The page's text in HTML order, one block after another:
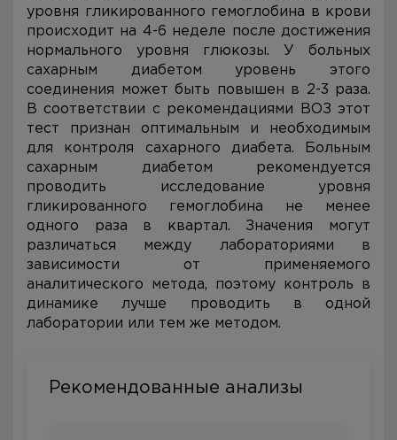
уровня гликированного гемоглобина в крови
происходит на 4-6 неделе после достижения
нормального уровня глюкозы. У больных
сахарным диабетом уровень этого
соединения может быть повышен в 2-3 раза.
В соответствии с рекомендациями ВОЗ этот
тест признан оптимальным и необходимым
для контроля сахарного диабета. Больным
сахарным диабетом рекомендуется
проводить исследование уровня
гликированного гемоглобина не менее
одного раза в квартал. Значения могут
различаться между лабораториями в
зависимости от применяемого
аналитического метода, поэтому контроль в
динамике лучше проводить в одной
лаборатории или тем же методом.
Рекомендованные анализы